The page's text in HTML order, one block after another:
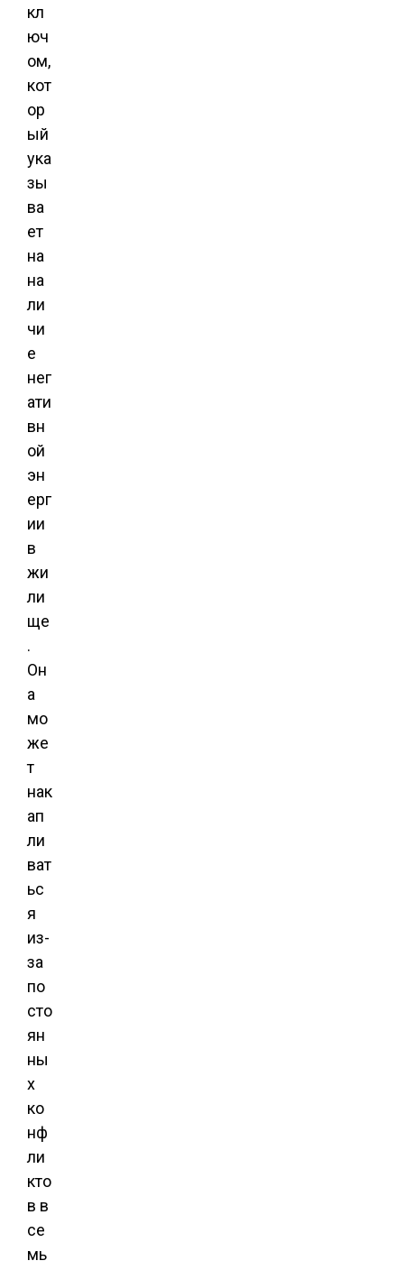
кл
юч
ом,
кот
ор
ый
ука
зы
ва
ет
на
на
ли
чи
е
нег
ати
вн
ой
эн
ерг
ии
в
жи
ли
ще
.
Он
а
мо
же
т
нак
ап
ли
ват
ьс
я
из-
за
по
сто
ян
ны
х
ко
нф
ли
кто
в в
се
мь